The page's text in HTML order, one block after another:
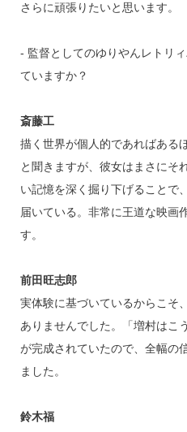
さらに頑張りたいと思います。
‐ 監督としてのゆりやんレトリ
ていますか？
斎藤工
描く世界が個人的であればある
と聞きますが、彼女はまさにそ
い記憶を深く掘り下げることで
届いている。非常に王道な映画
す。
前田旺志郎
実体験に基づいているからこそ
ありませんでした。「増村はこ
が完成されていたので、全幅の
ました。
鈴木福